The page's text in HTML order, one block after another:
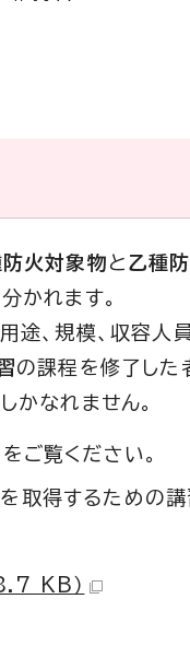
火対象物 と 乙種
かれます。
途、規模、収容
の課程を修了した
かなれません。
ご覧ください。
取得するための
KB）